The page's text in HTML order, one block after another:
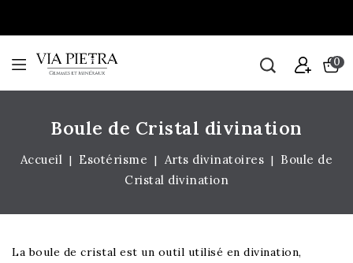
0
Boule de Cristal divination
Accueil Esotérisme Arts divinatoires
Boule de
Cristal divination
La boule de cristal est un outil utilisé en divination,